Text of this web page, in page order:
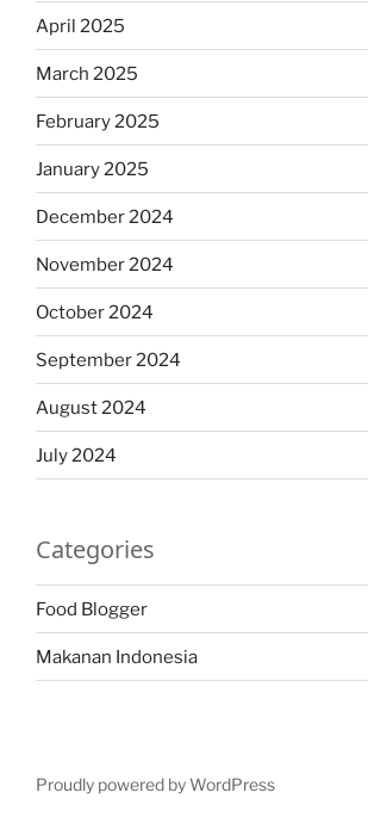
April 2025
March 2025
February 2025
January 2025
December 2024
November 2024
October 2024
September 2024
August 2024
July 2024
Categories
Food Blogger
Makanan Indonesia
Proudly powered by WordPress